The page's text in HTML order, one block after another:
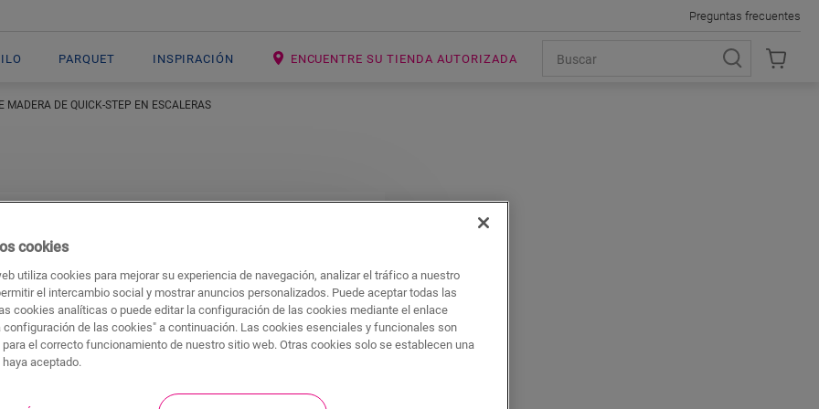
PARQUET INSPIRACIÓN ENCUENTRE SU TIENDA AUTORIZADA
Preguntas frecuentes
MADERA DE QUICK-STEP EN ESCALERAS
de madera de
de Quick-Step utilizando el
cookies
utiliza cookies para mejorar su experiencia de navegación, analizar el tráfico a nuestro
el intercambio social y mostrar anuncios personalizados. Puede aceptar todas las
cookies analíticas o puede editar la configuración de las cookies mediante el enlace
configuración de las cookies" a continuación. Las cookies esenciales y funcionales son
el correcto funcionamiento de nuestro sitio web. Otras cookies solo se establecen una
aceptado.